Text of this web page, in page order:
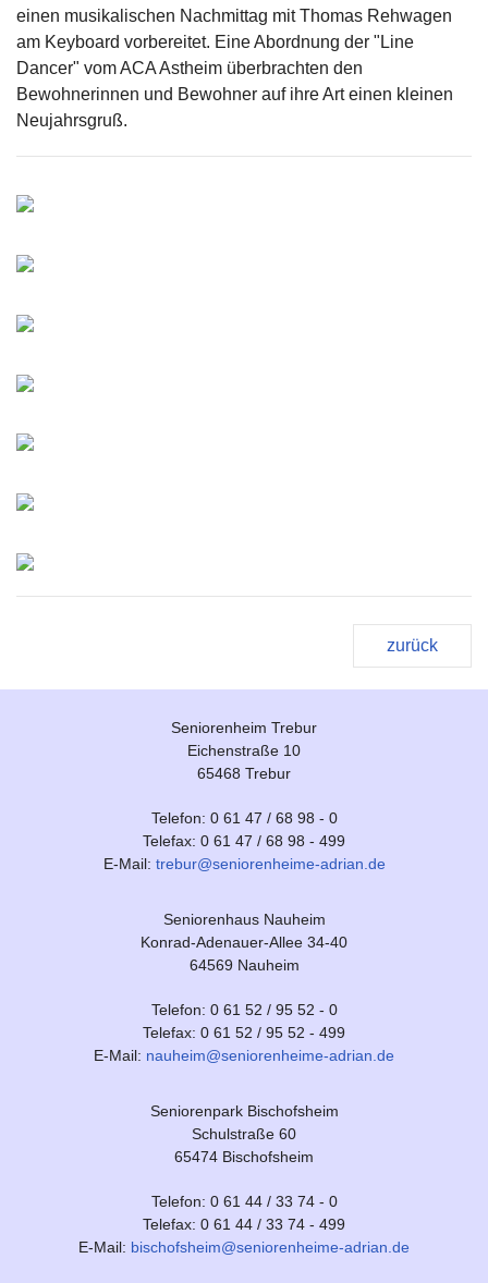
einen musikalischen Nachmittag mit Thomas Rehwagen
am Keyboard vorbereitet. Eine Abordnung der "Line
Dancer" vom ACA Astheim überbrachten den
Bewohnerinnen und Bewohner auf ihre Art einen kleinen
Neujahrsgruß.
zurück
Seniorenheim Trebur
Eichenstraße 10
65468 Trebur
Telefon: 0 61 47 / 68 98 - 0
Telefax: 0 61 47 / 68 98 - 499
E-Mail: trebur@seniorenheime-adrian.de
Seniorenhaus Nauheim
Konrad-Adenauer-Allee 34-40
64569 Nauheim
Telefon: 0 61 52 / 95 52 - 0
Telefax: 0 61 52 / 95 52 - 499
E-Mail: nauheim@seniorenheime-adrian.de
Seniorenpark Bischofsheim
Schulstraße 60
65474 Bischofsheim
Telefon: 0 61 44 / 33 74 - 0
Telefax: 0 61 44 / 33 74 - 499
E-Mail: bischofsheim@seniorenheime-adrian.de